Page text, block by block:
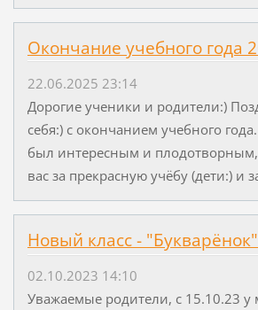
Окончание учебного года
22.06.2025 23:14
Дорогие ученики и родители:)
себя:) с окончанием учебного
был интересным и
вас за прекрасную учёбу (дети:) и
Новый класс -
02.10.2023 14:10
Уважаемые родители, с 15.10.23 у